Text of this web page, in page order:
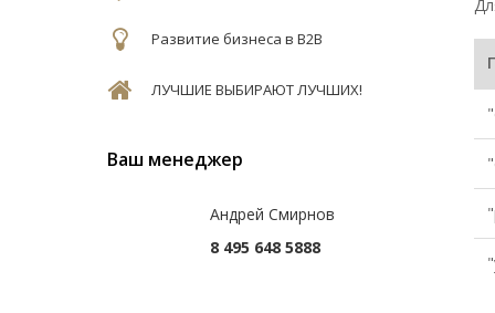
Развитие бизнеса в B2B
ЛУЧШИЕ ВЫБИРАЮТ ЛУЧШИХ!
Ваш менеджер
Андрей Смирнов
8 495 648 5888